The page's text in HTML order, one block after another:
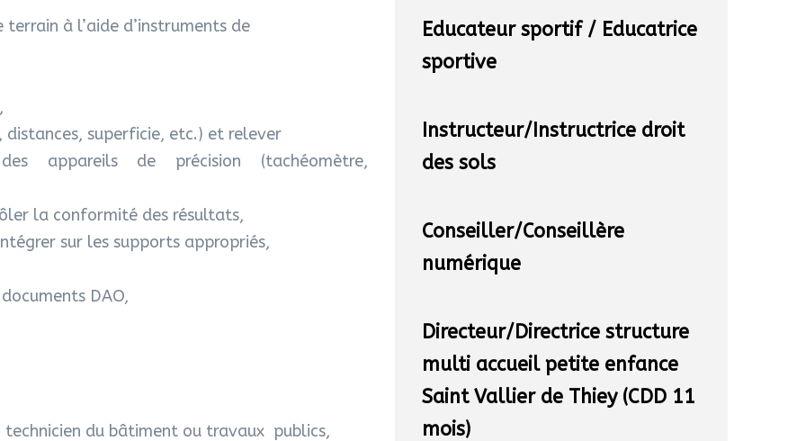
à l’aide d’instruments de
distances, superficie, etc.) et relever
appareils de précision (tachéomètre,
la conformité des résultats,
sur les supports appropriés,
DAO,
du bâtiment ou travaux publics,
Educateur sportif / Educatrice
sportive
Instructeur/Instructrice droit
des sols
Conseiller/Conseillère
numérique
Directeur/Directrice structure
multi accueil petite enfance
Saint Vallier de Thiey (CDD 11
mois)